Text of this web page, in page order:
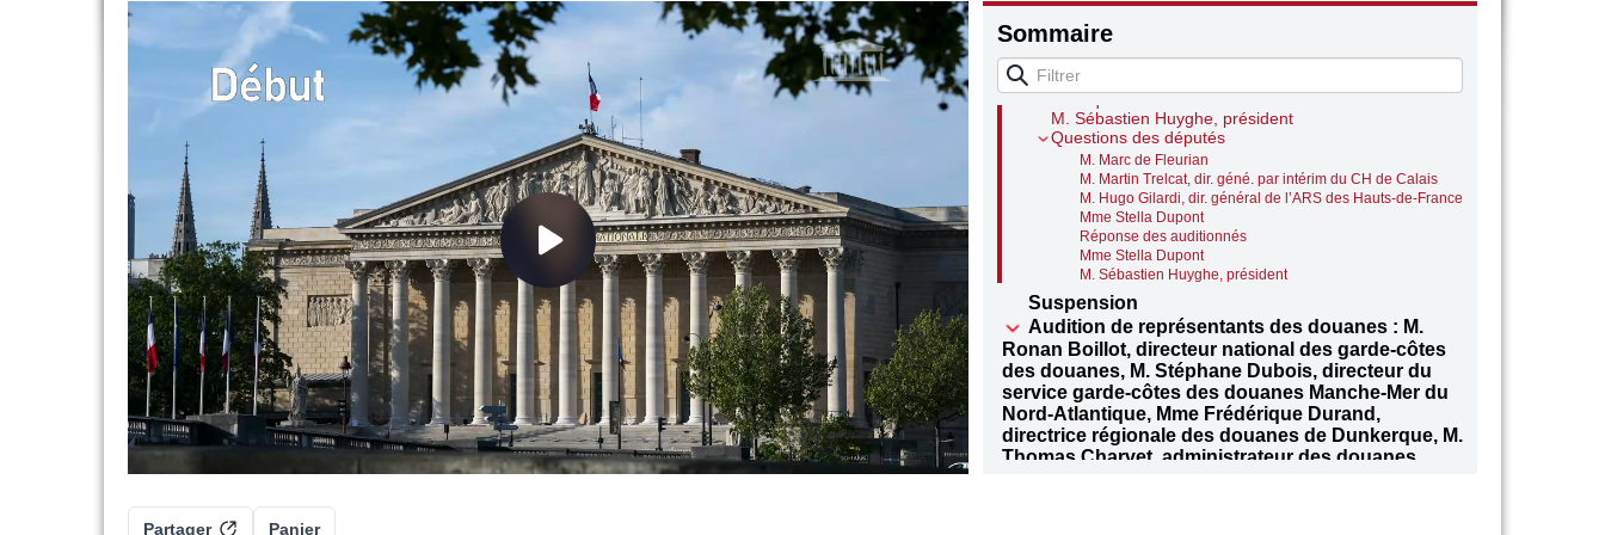
Sommaire
M. Sébastien Huyghe, président
M. Martin Trelcat, dir. géné. par intérim du Centre
Hospitalier de Calais
M. Sébastien Huyghe, président
M. Samy Bayod, dir. du Centre Hospitalier de
Dunkerque
M. Sébastien Huyghe, président
Questions des députés
M. Marc de Fleurian
M. Martin Trelcat, dir. géné. par intérim du CH de Calais
M. Hugo Gilardi, dir. général de l’ARS des Hauts-de-France
Mme Stella Dupont
Réponse des auditionnés
Mme Stella Dupont
M. Sébastien Huyghe, président
Suspension
Audition de représentants des douanes : M.
Ronan Boillot, directeur national des garde-côtes
des douanes, M. Stéphane Dubois, directeur du
service garde-côtes des douanes Manche-Mer du
Nord-Atlantique, Mme Frédérique Durand,
directrice régionale des douanes de Dunkerque, M.
Thomas Charvet, administrateur des douanes
Panier
Partager